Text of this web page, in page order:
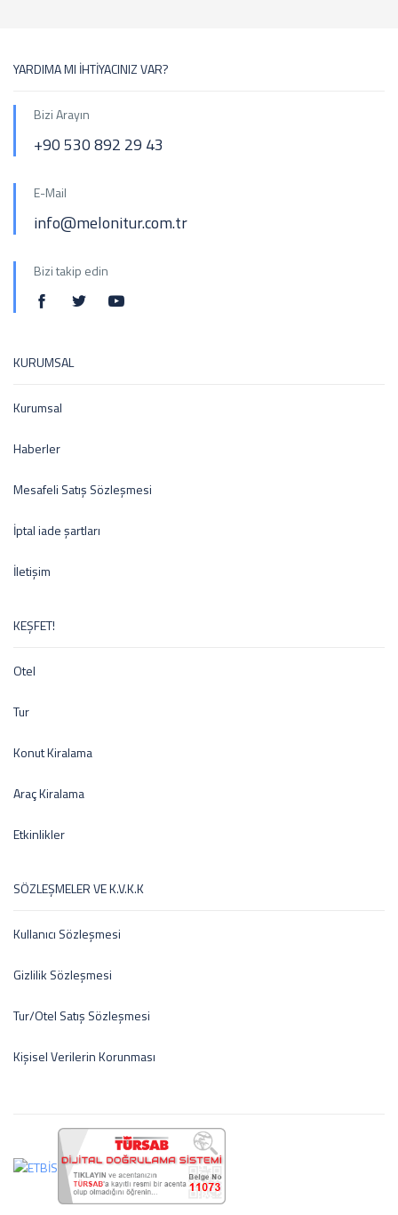
YARDIMA MI İHTİYACINIZ VAR?
Bizi Arayın
+90 530 892 29 43
E-Mail
info@melonitur.com.tr
Bizi takip edin
KURUMSAL
Kurumsal
Haberler
Mesafeli Satış Sözleşmesi
İptal iade şartları
İletişim
KEŞFET!
Otel
Tur
Konut Kiralama
Araç Kiralama
Etkinlikler
SÖZLEŞMELER VE K.V.K.K
Kullanıcı Sözleşmesi
Gizlilik Sözleşmesi
Tur/Otel Satış Sözleşmesi
Kişisel Verilerin Korunması